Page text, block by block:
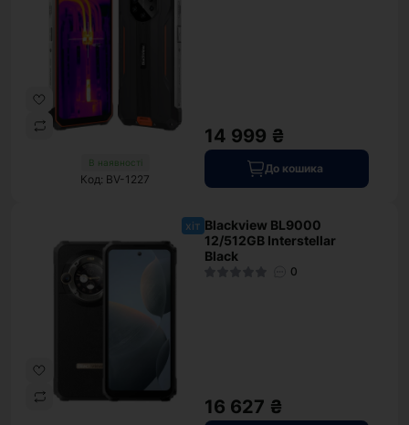
В наявності
Код: BV-1227
14 999 ₴
До кошика
хіт Blackview BL9000
12/512GB Interstellar
Black
0
16 627 ₴